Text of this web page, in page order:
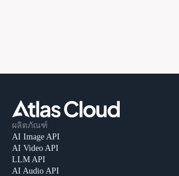
ผลิตภัณฑ์
AI Image API
AI Video API
LLM API
AI Audio API